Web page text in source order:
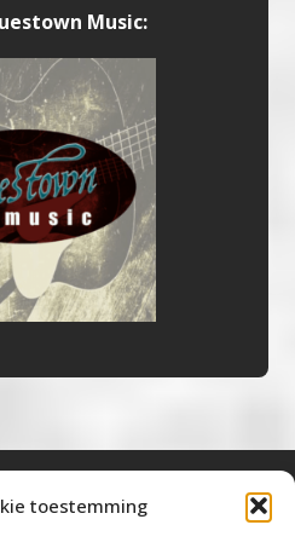
toestemming
Music: